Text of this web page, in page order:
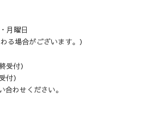
月曜日
る場合がございます。）
受付）
付）
合わせください。